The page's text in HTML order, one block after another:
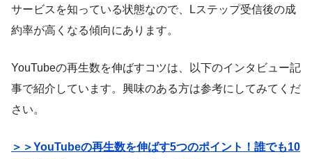
サービスを知っている状態なので、Lステップ受信後の成
約率が高くなる傾向にあります。
YouTubeの再生数を伸ばすコツは、以下のインタビュー記
事で紹介しています。興味のある方は参考にしてみてくだ
さい。
＞＞YouTubeの再生数を伸ばす5つのポイント！誰でも10